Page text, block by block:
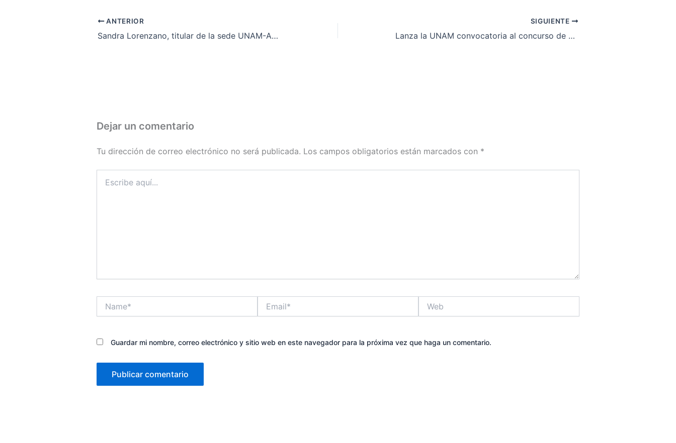
ANTERIOR
Sandra Lorenzano, titular de la sede UNAM-América Latina
SIGUIENTE
Lanza la UNAM convocatoria al concurso de selección para licenciatura
Dejar un comentario
Tu dirección de correo electrónico no será publicada. Los campos obligatorios están marcados con *
aquí...
Guardar mi nombre, correo electrónico y sitio web en este navegador para la próxima vez que haga un comentario.